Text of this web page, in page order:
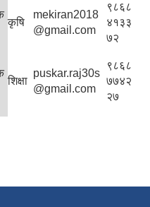
कृषि
mekiran2018
@gmail.com
९८६८
४१३३
७२
शिक्षा
puskar.raj30s
@gmail.com
९८६८
७७४२
२७